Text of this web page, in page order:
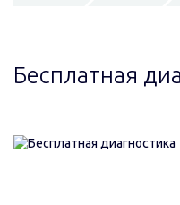
Бесплатная